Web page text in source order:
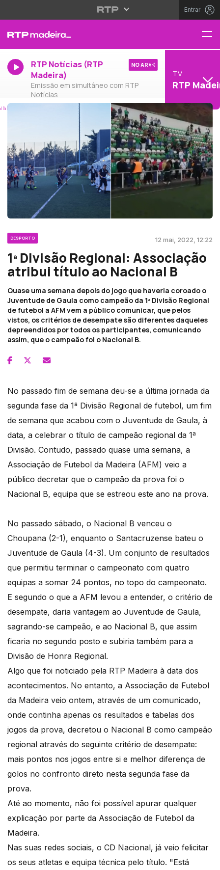
Entrar
RTP Notícias (RTP
Madeira)
Emissão em simultâneo com RTP
Notícias
NO AR
TV
RTP
DESPORTO 12 mai, 2022, 12:22
1ª Divisão Regional: Associação
atribui título ao Nacional B
Quase uma semana depois do jogo que haveria coroado o
Juventude de Gaula como campeão da 1ª Divisão Regional
de futebol a AFM vem a público comunicar, que pelos
vistos, os critérios de desempate são diferentes daqueles
depreendidos por todos os participantes, comunicando
assim, que o campeão foi o Nacional B.
No passado fim de semana deu-se a última jornada da
segunda fase da 1ª Divisão Regional de futebol, um fim
de semana que acabou com o Juventude de Gaula, à
data, a celebrar o título de campeão regional da 1ª
Divisão. Contudo, passado quase uma semana, a
Associação de Futebol da Madeira (AFM) veio a
público decretar que o campeão da prova foi o
Nacional B, equipa que se estreou este ano na prova.
No passado sábado, o Nacional B venceu o
Choupana (2-1), enquanto o Santacruzense bateu o
Juventude de Gaula (4-3). Um conjunto de resultados
que permitiu terminar o campeonato com quatro
equipas a somar 24 pontos, no topo do campeonato.
E segundo o que a AFM levou a entender, o critério de
desempate, daria vantagem ao Juventude de Gaula,
sagrando-se campeão, e ao Nacional B, que assim
ficaria no segundo posto e subiria também para a
Divisão de Honra Regional.
Algo que foi noticiado pela RTP Madeira à data dos
acontecimentos. No entanto, a Associação de Futebol
da Madeira veio ontem, através de um comunicado,
onde continha apenas os resultados e tabelas dos
jogos da prova, decretou o Nacional B como campeão
regional através do seguinte critério de desempate:
mais pontos nos jogos entre si e melhor diferença de
golos no confronto direto nesta segunda fase da
prova.
Até ao momento, não foi possível apurar qualquer
explicação por parte da Associação de Futebol da
Madeira.
Nas suas redes sociais, o CD Nacional, já veio felicitar
os seus atletas e equipa técnica pelo título. "Está